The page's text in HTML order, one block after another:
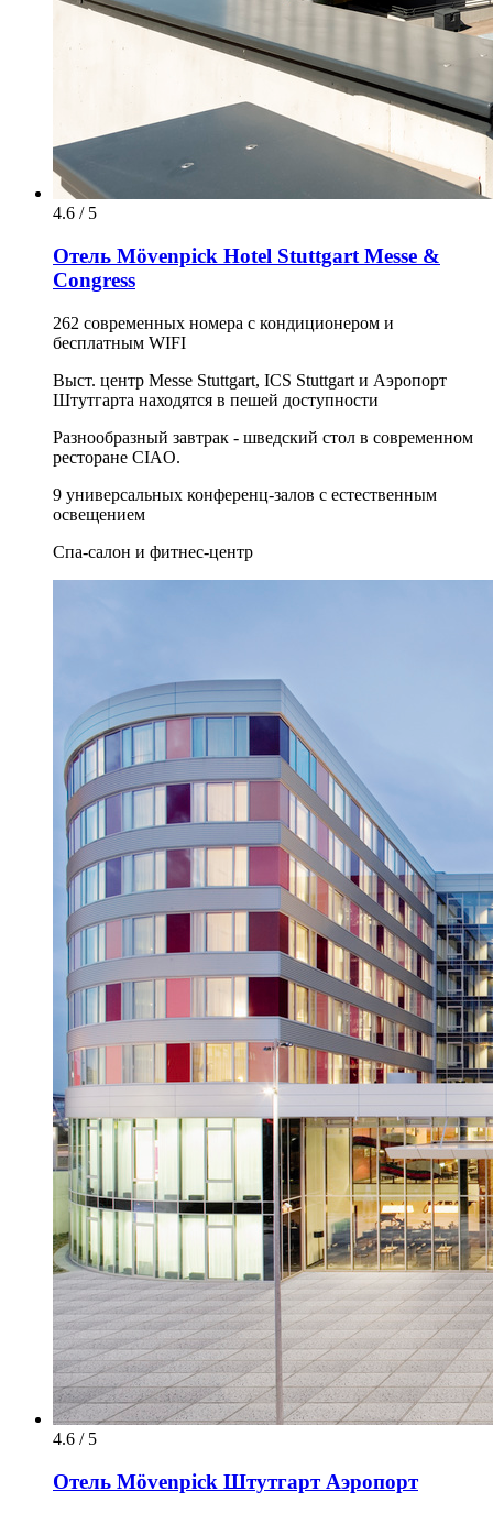
4.6 / 5
Отель Mövenpick Hotel Stuttgart Messe &
Congress
262 современных номера с кондиционером и
бесплатным WIFI
Выст. центр Messe Stuttgart, ICS Stuttgart и Аэропорт
Штутгарта находятся в пешей доступности
Разнообразный завтрак - шведский стол в современном
ресторане CIAO.
9 универсальных конференц-залов с естественным
освещением
Спа-салон и фитнес-центр
4.6 / 5
Отель Mövenpick Штутгарт Аэропорт